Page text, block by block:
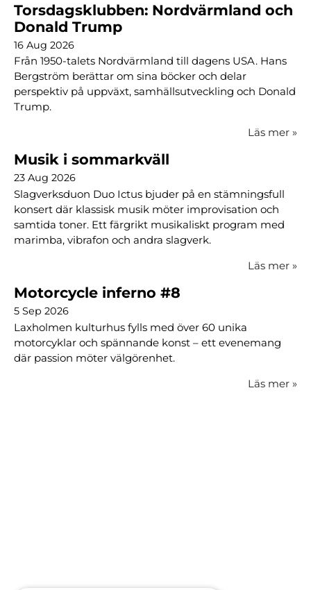
Torsdagsklubben: Nordvärmland och
Donald Trump
16 Aug 2026
Från 1950-talets Nordvärmland till dagens USA. Hans
Bergström berättar om sina böcker och delar
perspektiv på uppväxt, samhällsutveckling och Donald
Trump.
Läs mer »
Musik i sommarkväll
23 Aug 2026
Slagverksduon Duo Ictus bjuder på en stämningsfull
konsert där klassisk musik möter improvisation och
samtida toner. Ett färgrikt musikaliskt program med
marimba, vibrafon och andra slagverk.
Läs mer »
Motorcycle inferno #8
5 Sep 2026
Laxholmen kulturhus fylls med över 60 unika
motorcyklar och spännande konst – ett evenemang
där passion möter välgörenhet.
Läs mer »